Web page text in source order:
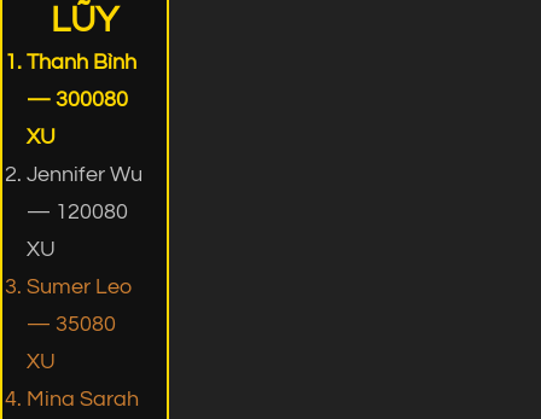
LŨY
Thanh Bình
— 300080
XU
Jennifer Wu
— 120080
XU
Sumer Leo
— 35080
XU
Mina Sarah